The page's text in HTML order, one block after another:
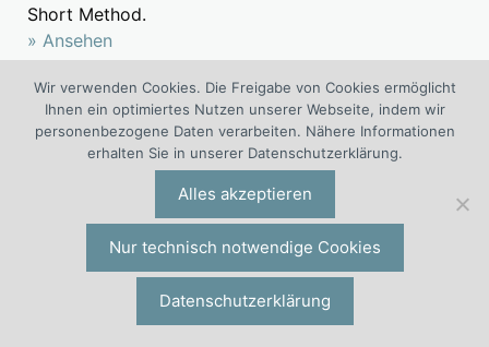
Short Method.
» Ansehen
Tätigkeitsbereiche
Unternehmensstrategie
Vertriebsstrategie
Marketingstrategie
Produktionsstrategie
Wir verwenden Cookies. Die Freigabe von Cookies ermöglicht
Ihnen ein optimiertes Nutzen unserer Webseite, indem wir
personenbezogene Daten verarbeiten. Nähere Informationen
erhalten Sie in unserer Datenschutzerklärung.
Alles akzeptieren
Nur technisch notwendige Cookies
Datenschutzerklärung